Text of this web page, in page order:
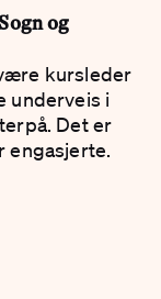
og
kurs­leder
underveis i
Det er
engasjerte.